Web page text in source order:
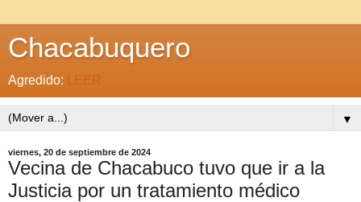
Chacabuquero
Agredido: LEER
▼
viernes, 20 de septiembre de 2024
Vecina de Chacabuco tuvo que ir a la
Justicia por un tratamiento médico